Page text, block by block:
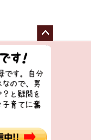
ペー
へ